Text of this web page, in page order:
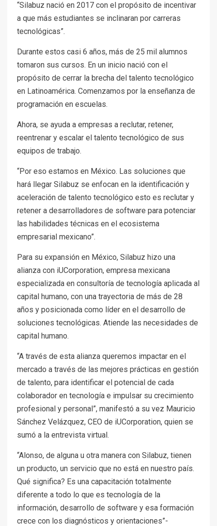
“Silabuz nació en 2017 con el propósito de incentivar
a que más estudiantes se inclinaran por carreras
tecnológicas”.
Durante estos casi 6 años, más de 25 mil alumnos
tomaron sus cursos. En un inicio nació con el
propósito de cerrar la brecha del talento tecnológico
en Latinoamérica. Comenzamos por la enseñanza de
programación en escuelas.
Ahora, se ayuda a empresas a reclutar, retener,
reentrenar y escalar el talento tecnológico de sus
equipos de trabajo.
“Por eso estamos en México. Las soluciones que
hará llegar Silabuz se enfocan en la identificación y
aceleración de talento tecnológico esto es reclutar y
retener a desarrolladores de software para potenciar
las habilidades técnicas en el ecosistema
empresarial mexicano”.
Para su expansión en México, Silabuz hizo una
alianza con iUCorporation, empresa mexicana
especializada en consultoría de tecnología aplicada al
capital humano, con una trayectoria de más de 28
años y posicionada como líder en el desarrollo de
soluciones tecnológicas. Atiende las necesidades de
capital humano.
“A través de esta alianza queremos impactar en el
mercado a través de las mejores prácticas en gestión
de talento, para identificar el potencial de cada
colaborador en tecnología e impulsar su crecimiento
profesional y personal”, manifestó a su vez Mauricio
Sánchez Velázquez, CEO de iUCorporation, quien se
sumó a la entrevista virtual.
“Alonso, de alguna u otra manera con Silabuz, tienen
un producto, un servicio que no está en nuestro país.
Qué significa? Es una capacitación totalmente
diferente a todo lo que es tecnología de la
información, desarrollo de software y esa formación
crece con los diagnósticos y orientaciones”-